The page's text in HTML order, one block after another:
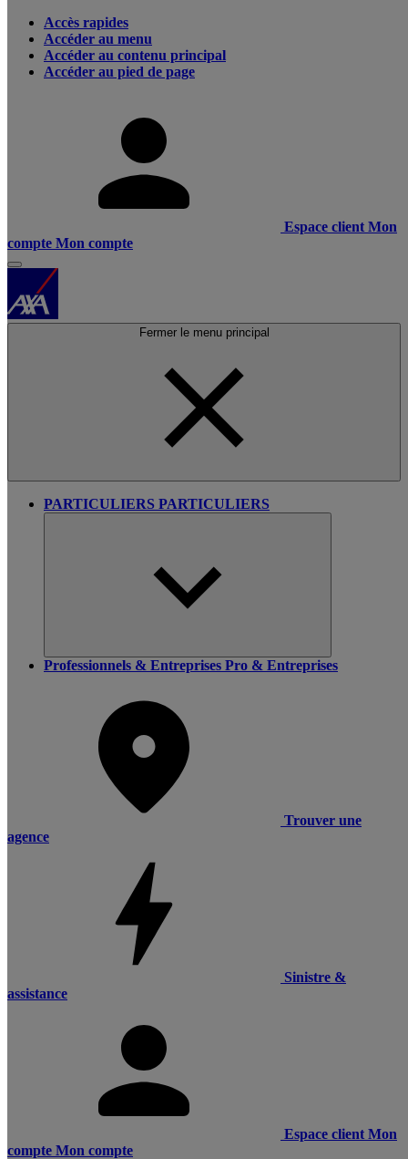
Accès rapides
Accéder au menu
Accéder au contenu principal
Accéder au pied de page
Espace client Mon
compte Mon compte
Fermer le menu principal
PARTICULIERS PARTICULIERS
Professionnels & Entreprises Pro & Entreprises
Trouver une
agence
Sinistre &
assistance
Espace client Mon
compte Mon compte